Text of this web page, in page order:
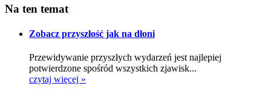
Na ten temat
Zobacz przyszłość jak na dłoni
Przewidywanie przyszłych wydarzeń jest najlepiej
potwierdzone spośród wszystkich zjawisk...
czytaj więcej »